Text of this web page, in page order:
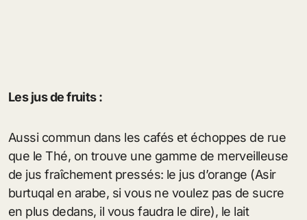
Les jus de fruits :
Aussi commun dans les cafés et échoppes de rue
que le Thé, on trouve une gamme de merveilleuse
de jus fraîchement pressés: le jus d’orange (Asir
burtuqal en arabe, si vous ne voulez pas de sucre
en plus dedans, il vous faudra le dire), le lait